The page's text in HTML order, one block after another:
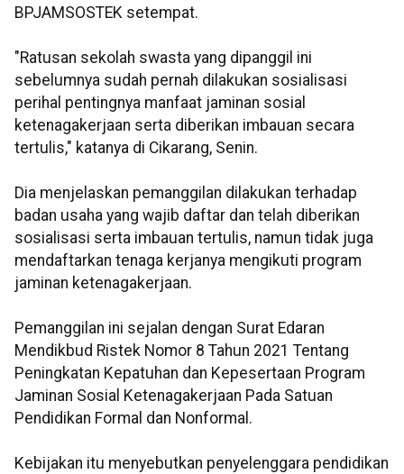
BPJAMSOSTEK setempat.
"Ratusan sekolah swasta yang dipanggil ini
sebelumnya sudah pernah dilakukan sosialisasi
perihal pentingnya manfaat jaminan sosial
ketenagakerjaan serta diberikan imbauan secara
tertulis," katanya di Cikarang, Senin.
Dia menjelaskan pemanggilan dilakukan terhadap
badan usaha yang wajib daftar dan telah diberikan
sosialisasi serta imbauan tertulis, namun tidak juga
mendaftarkan tenaga kerjanya mengikuti program
jaminan ketenagakerjaan.
Pemanggilan ini sejalan dengan Surat Edaran
Mendikbud Ristek Nomor 8 Tahun 2021 Tentang
Peningkatan Kepatuhan dan Kepesertaan Program
Jaminan Sosial Ketenagakerjaan Pada Satuan
Pendidikan Formal dan Nonformal.
Kebijakan itu menyebutkan penyelenggara pendidikan